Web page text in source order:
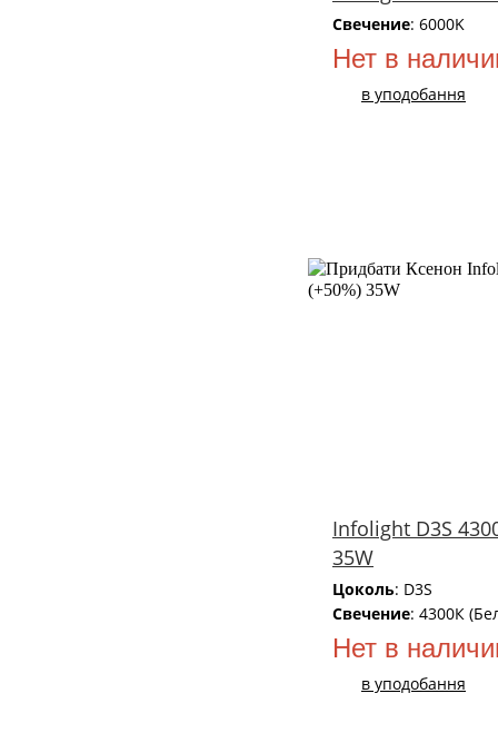
Свечение: 6000K
Нет в
в уподобання
Infolight D3S
35W
Цоколь: D3S
Свечение: 4300К
Нет в
в уподобання